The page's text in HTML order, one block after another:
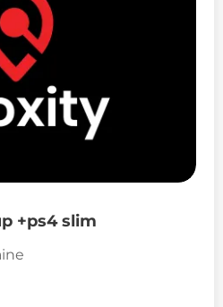
+ps4 slim